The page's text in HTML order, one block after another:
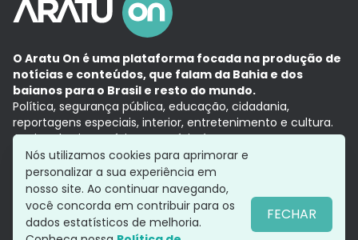
O Aratu On é uma plataforma focada na produção de
notícias e conteúdos, que falam da Bahia e dos
baianos para o Brasil e resto do mundo.
Política, segurança pública, educação, cidadania,
reportagens especiais, interior, entretenimento e cultura.
Aqui, tudo vira notícia e a notícia é no tempo presente,
com a credibilidade do Grupo Aratu.
Grupo Aratu
Política de privacidade
Siga-nos
Nós utilizamos cookies para aprimorar e
personalizar a sua experiência em
nosso site. Ao continuar navegando,
você concorda em contribuir para os
dados estatísticos de melhoria.
FECHAR